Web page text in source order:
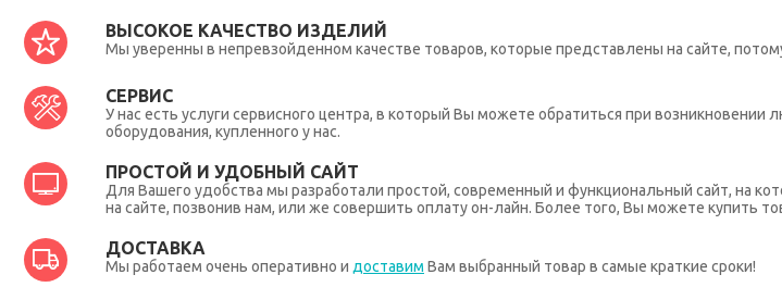
ВЫСОКОЕ КАЧЕСТВО ИЗДЕЛИЙ
Мы уверенны в непревзойденном качестве товаров, которые представлены на сайте,
СЕРВИС
У нас есть услуги сервисного центра, в который Вы можете обратиться при
оборудования, купленного у нас.
ПРОСТОЙ И УДОБНЫЙ САЙТ
Для Вашего удобства мы разработали простой, современный и функциональный сайт, на
на сайте, позвонив нам, или же совершить оплату он-лайн. Более того, Вы можете купить
ДОСТАВКА
Мы работаем очень оперативно и доставим Вам выбранный товар в самые краткие сроки!